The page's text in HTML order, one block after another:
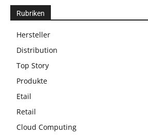
Rubriken
Hersteller
Distribution
Top Story
Produkte
Etail
Retail
Cloud Computing